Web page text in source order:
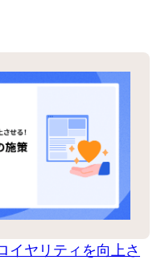
イヤリティを向上さ